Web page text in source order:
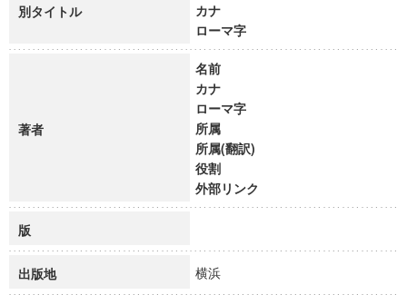
別タイトル
カナ
ローマ字
著者
名前
カナ
ローマ字
所属
所属(翻訳)
役割
外部リンク
版
出版地 横浜